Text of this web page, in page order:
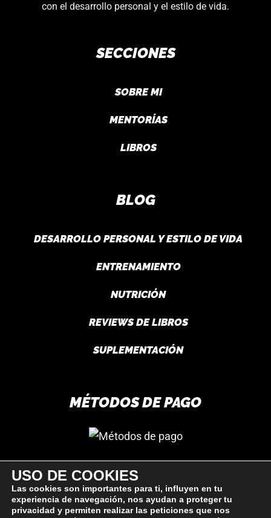
con el desarrollo personal y el estilo de vida.
SECCIONES
SOBRE MI
MENTORÍAS
LIBROS
BLOG
DESARROLLO PERSONAL Y ESTILO DE VIDA
ENTRENAMIENTO
NUTRICIÓN
REVIEWS DE LIBROS
SUPLEMENTACIÓN
MÉTODOS DE PAGO
SÍGUEME
USO DE COOKIES
Las cookies son importantes para ti, influyen en tu
experiencia de navegación, nos ayudan a proteger tu
privacidad y permiten realizar las peticiones que nos